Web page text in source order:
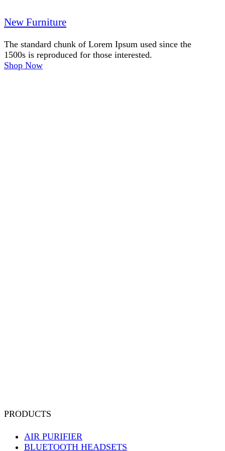
New Furniture
The standard chunk of Lorem Ipsum used since the
1500s is reproduced for those interested.
Shop Now
PRODUCTS
AIR PURIFIER
BLUETOOTH HEADSETS